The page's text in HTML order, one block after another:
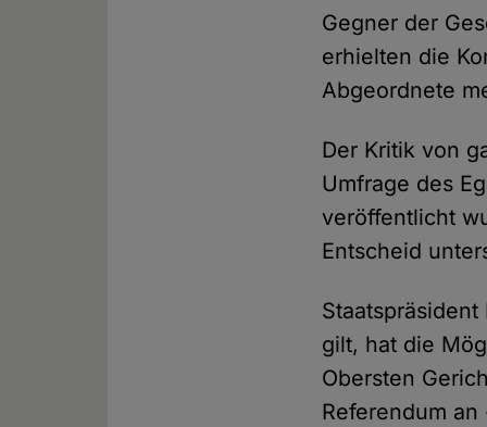
Gegner der
erhielten die
Abgeordnete
Der Kritik von
Umfrage des
veröffentlicht
Entscheid
gilt, hat die
Obersten
Referendum